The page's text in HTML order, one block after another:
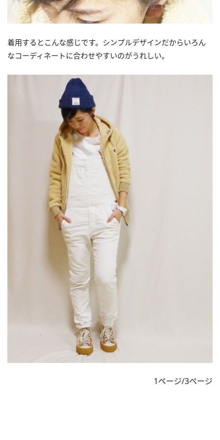
着用するとこんな感じです。シンプルデザインだからいろん
なコーディネートに合わせやすいのがうれしい。
1ページ/3ページ